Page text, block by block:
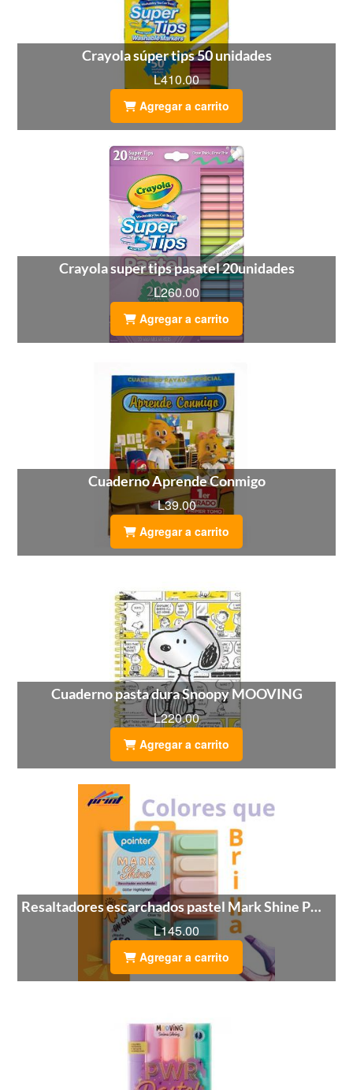
Crayola súper tips 50 unidades
L410.00
Agregar a carrito
Crayola super tips pasatel 20unidades
L260.00
Agregar a carrito
Cuaderno Aprende Conmigo
L39.00
Agregar a carrito
Cuaderno pasta dura Snoopy MOOVING
L220.00
Agregar a carrito
Resaltadores escarchados pastel Mark Shine POINTER
L145.00
Agregar a carrito